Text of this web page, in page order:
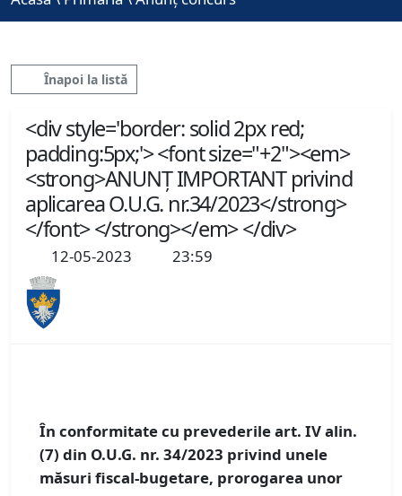
Înapoi la listă
<div style='border: solid 2px red;
padding:5px;'> <font size="+2"><em>
<strong>ANUNȚ IMPORTANT privind
aplicarea O.U.G. nr.34/2023</strong>
</font> </strong></em> </div>
12-05-2023 23:59
În conformitate cu prevederile art. IV alin.
(7) din O.U.G. nr. 34/2023 privind unele
măsuri fiscal-bugetare, prorogarea unor